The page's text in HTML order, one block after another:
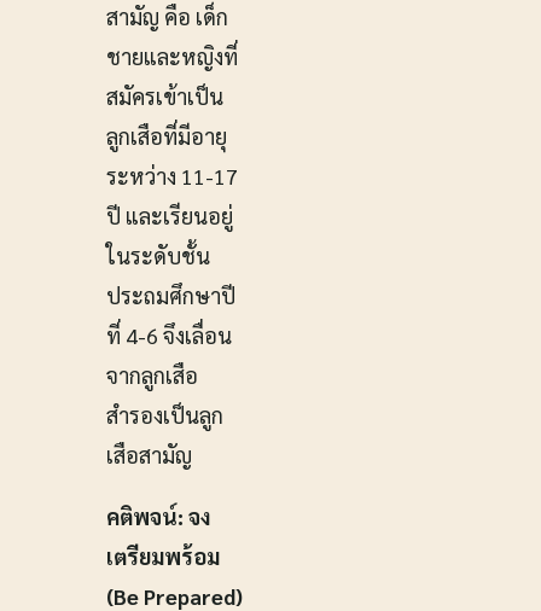
สามัญ คือ เด็ก
ชายและหญิงที่
สมัครเข้าเป็น
ลูกเสือที่มีอายุ
ระหว่าง 11-17
ปี และเรียนอยู่
ในระดับชั้น
ประถมศึกษาปี
ที่ 4-6 จึงเลื่อน
จากลูกเสือ
สำรองเป็นลูก
เสือสามัญ
คติพจน์: จง
เตรียมพร้อม
(Be Prepared)